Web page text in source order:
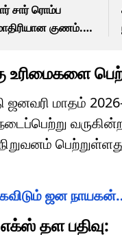
சார் ரொம்ப
குணம்..
சொன்ன
ஜனவரி மாதம்
நடைப்பெற்று
ஜன
தள பதிவு: